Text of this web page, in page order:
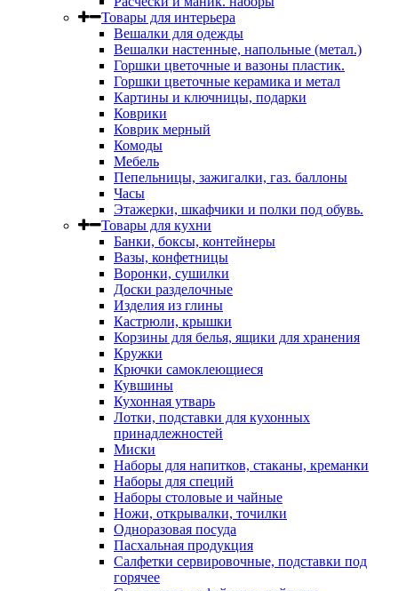
Товары для интерьера
Вешалки для одежды
Вешалки настенные, напольные (метал.)
Горшки цветочные и вазоны пластик.
Горшки цветочные керамика и метал
Картины и ключницы, подарки
Коврики
Коврик мерный
Комоды
Мебель
Пепельницы, зажигалки, газ. баллоны
Часы
Этажерки, шкафчики и полки под обувь.
Товары для кухни
Банки, боксы, контейнеры
Вазы, конфетницы
Воронки, сушилки
Доски разделочные
Изделия из глины
Кастрюли, крышки
Корзины для белья, ящики для хранения
Кружки
Крючки самоклеющиеся
Кувшины
Кухонная утварь
Лотки, подставки для кухонных
принадлежностей
Миски
Наборы для напитков, стаканы, креманки
Наборы для специй
Наборы столовые и чайные
Ножи, открывалки, точилки
Одноразовая посуда
Пасхальная продукция
Салфетки сервировочные, подставки под
горячее